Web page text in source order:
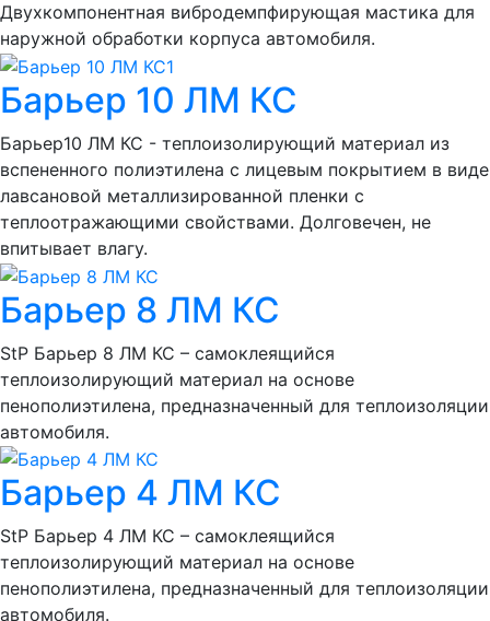
Двухкомпонентная вибродемпфирующая мастика для
наружной обработки корпуса автомобиля.
Барьер 10 ЛМ КС
Барьер10 ЛМ КС - теплоизолирующий материал из
вспененного полиэтилена с лицевым покрытием в виде
лавсановой металлизированной пленки с
теплоотражающими свойствами. Долговечен, не
впитывает влагу.
Барьер 8 ЛМ КС
StP Барьер 8 ЛМ КС – самоклеящийся
теплоизолирующий материал на основе
пенополиэтилена, предназначенный для теплоизоляции
автомобиля.
Барьер 4 ЛМ КС
StP Барьер 4 ЛМ КС – самоклеящийся
теплоизолирующий материал на основе
пенополиэтилена, предназначенный для теплоизоляции
автомобиля.